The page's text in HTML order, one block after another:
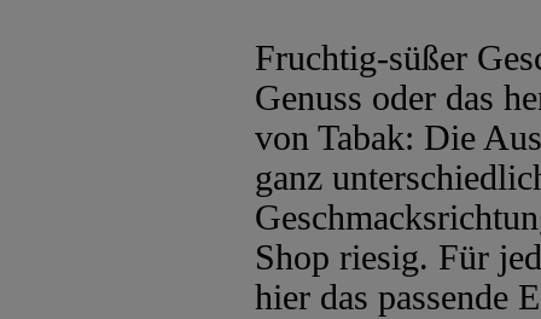
Fruchtig-süßer
Genuss oder das
von Tabak: Die
ganz
Shop riesig. Für
hier das passende